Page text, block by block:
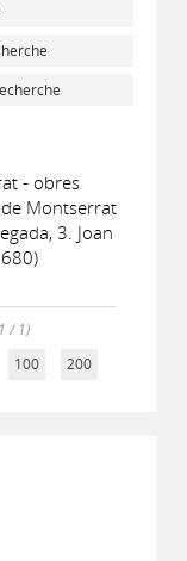
- obres
Montserrat
3. Joan
/ 1)
100 200